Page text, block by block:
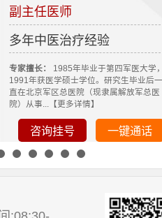
副主任医师
多年中医治疗经验
专家擅长：
1985年毕业于第四军医大学
1991年获医学硕士学位。研究生毕业后一
直在北京军区总医院（现隶属解放军总医
院）从事...【更多详情】
咨询挂号 一键通话